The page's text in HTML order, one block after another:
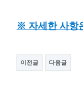
※ 자세한 사항
이전글 다음글